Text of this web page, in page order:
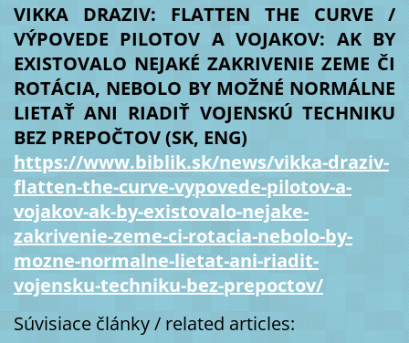
VIKKA DRAZIV: FLATTEN THE CURVE /
VÝPOVEDE PILOTOV A VOJAKOV: AK BY
EXISTOVALO NEJAKÉ ZAKRIVENIE ZEME ČI
ROTÁCIA, NEBOLO BY MOŽNÉ NORMÁLNE
LIETAŤ ANI RIADIŤ VOJENSKÚ TECHNIKU
BEZ PREPOČTOV (SK, ENG)
https://www.biblik.sk/news/vikka-draziv-
flatten-the-curve-vypovede-pilotov-a-
vojakov-ak-by-existovalo-nejake-
zakrivenie-zeme-ci-rotacia-nebolo-by-
mozne-normalne-lietat-ani-riadit-
vojensku-techniku-bez-prepoctov/
Súvisiace články / related articles: